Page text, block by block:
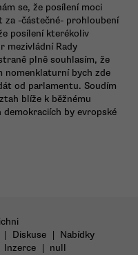
se, že posílení moci
za -částečné- prohloubení
posílení kterékoliv
mezivládní Rady
plně souhlasím, že
nomenklaturní bych zde
od parlamentu. Soudím
blíže k běžnému
by evropské
| Diskuse | Nabídky
Inzerce | null